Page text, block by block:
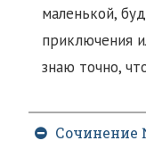
маленькой,
приключения
знаю точно,
Сочинение